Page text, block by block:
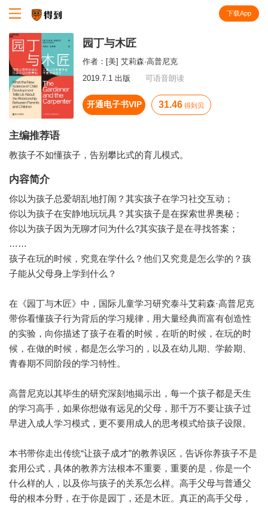
下载App
园丁与木匠
作者： [美] 艾莉森·高普尼克
2019.7.1 出版
可语音朗读
开通电子书VIP 31.46 得到贝
主编推荐语
教孩子不如懂孩子，告别攀比式的育儿模式。
内容简介
你以为孩子总爱胡乱地打闹？其实孩子在学习社交互动；
你以为孩子在安静地玩玩具？其实孩子是在探索世界奥秘；
你以为孩子因为无聊才问为什么?其实孩子是在寻找答案；
……
孩子在玩的时候，究竟在学什么？他们又究竟是怎么学的？孩
子能从父母身上学到什么？
在《园丁与木匠》中，国际儿童学习研究泰斗艾莉森·高普尼克
带你看懂孩子行为背后的学习规律，用大量经典而富有创造性
的实验，向你描述了孩子在看的时候，在听的时候，在玩的时
候，在做的时候，都是怎么学习的，以及在幼儿期、学龄期、
青春期不同阶段的学习特性。
高普尼克以其毕生的研究深刻地揭示出，每一个孩子都是天生
的学习高手，如果你想做有远见的父母，那千万不要让孩子过
早进入成人学习模式，更不要用成人的思考模式给孩子设限。
本书带你走出传统“让孩子成才”的教养误区，告诉你养孩子不是
套用公式，具体的教养方法根本不重要，重要的是，你是一个
什么样的人，以及你与孩子的关系怎么样。高手父母与普通父
母的根本分野，在于你是园丁，还是木匠。真正的高手父母，